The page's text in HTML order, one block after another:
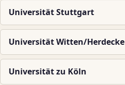
Universität Stuttgart
Universität Witten/Herdecke
Universität zu Köln